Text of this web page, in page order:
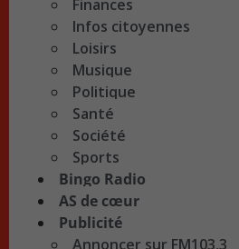
Finances
Infos citoyennes
Loisirs
Musique
Politique
Santé
Société
Sports
Bingo Radio
AS de cœur
Publicité
Annoncer sur FM103,3